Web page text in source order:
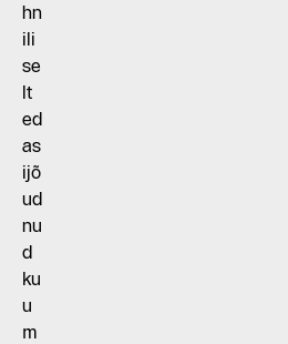
hn
ili
se
lt
ed
as
ijõ
ud
nu
d
ku
u
m